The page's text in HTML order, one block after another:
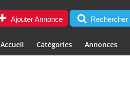
Ajouter Annonce Rechercher
Accueil Catégories Annonces